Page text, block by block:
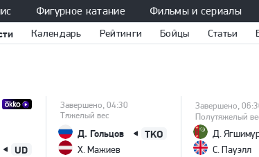
Фигурное катание Фильмы и сериалы
Календарь Рейтинги Бойцы Статьи
UD
Завершено, 04:30
Тяжелый вес
Д. Гольцов
Х. Мажиев
TKO
Завершено,
Полутяжелый
Д.
С. Пауэлл